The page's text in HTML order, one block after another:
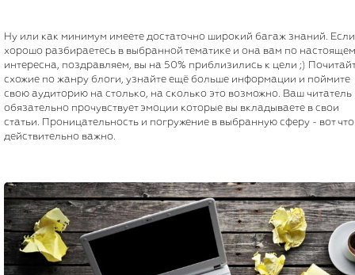
Ну или как минимум имеете достаточно широкий багаж знаний.
хорошо разбираетесь в выбранной тематике и она вам по
интересна, поздравляем, вы на 50% приблизились к цели ;)
схожие по жанру блоги, узнайте ещё больше информации и поймите
свою аудиторию на столько, на сколько это возможно. Ваш читатель
обязательно прочувствует эмоции которые вы вкладываете в свои
статьи. Проницательность и погружение в выбранную сферу - вот что
действительно важно.